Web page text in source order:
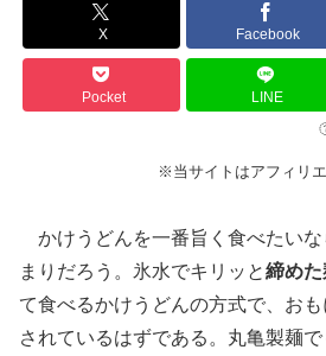
X Facebook
Pocket LINE
※当サイトはアフィリ
かけうどんを一番旨く食べたいな
まりだろう。氷水でキリッと締めた
て食べるかけうどんの方式で、おも
されているはずである。丸亀製麺